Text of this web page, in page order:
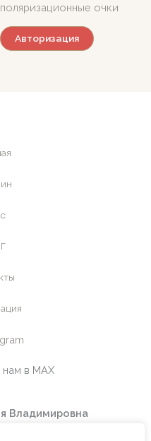
поляризационные очки
Авторизация
нам в MAX
Владимировна